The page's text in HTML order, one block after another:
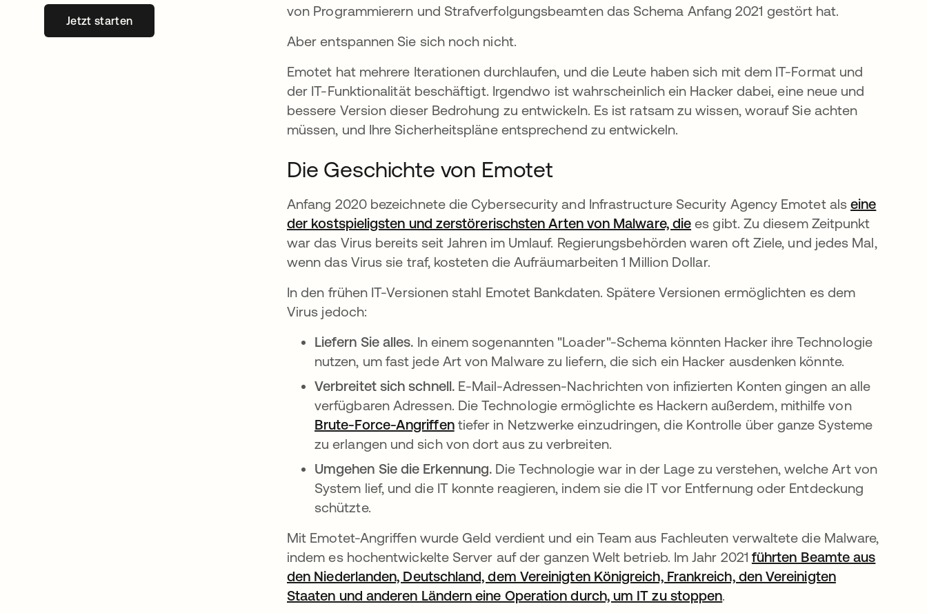
Jetzt startenwird in einer neuen Registerkarte geöffnet
von Programmierern und Strafverfolgungsbeamten das Schema Anfang 2021 gestört hat.
Aber entspannen Sie sich noch nicht.
Emotet hat mehrere Iterationen durchlaufen, und die Leute haben sich mit dem IT-Format und
der IT-Funktionalität beschäftigt. Irgendwo ist wahrscheinlich ein Hacker dabei, eine neue und
bessere Version dieser Bedrohung zu entwickeln. Es ist ratsam zu wissen, worauf Sie achten
müssen, und Ihre Sicherheitspläne entsprechend zu entwickeln.
Die Geschichte von Emotet
Anfang 2020 bezeichnete die Cybersecurity and Infrastructure Security Agency Emotet alseine
der kostspieligsten und zerstörerischsten Arten von Malware, die wird in einer neuen Registerkarte
es gibt. Zu diesem Zeitpunkt
war das Virus bereits seit Jahren im Umlauf. Regierungsbehörden waren oft Ziele, und jedes Mal,
wenn das Virus sie traf, kosteten die Aufräumarbeiten 1 Million Dollar.
In den frühen IT-Versionen stahl Emotet Bankdaten. Spätere Versionen ermöglichten es dem
Virus jedoch:
Liefern Sie alles. In einem sogenannten "Loader"-Schema könnten Hacker ihre Technologie
nutzen, um fast jede Art von Malware zu liefern, die sich ein Hacker ausdenken könnte.
Verbreitet sich schnell. E-Mail-Adressen-Nachrichten von infizierten Konten gingen an alle
verfügbaren Adressen. Die Technologie ermöglichte es Hackern außerdem, mithilfe von
Brute-Force-Angriffentiefer in Netzwerke einzudringen, die Kontrolle über ganze Systeme
zu erlangen und sich von dort aus zu verbreiten.
Umgehen Sie die Erkennung. Die Technologie war in der Lage zu verstehen, welche Art von
System lief, und die IT konnte reagieren, indem sie die IT vor Entfernung oder Entdeckung
schützte.
Mit Emotet-Angriffen wurde Geld verdient und ein Team aus Fachleuten verwaltete die Malware,
indem es hochentwickelte Server auf der ganzen Welt betrieb. Im Jahr 2021 führten Beamte aus
den Niederlanden, Deutschland, dem Vereinigten Königreich, Frankreich, den Vereinigten
Staaten und anderen Ländern eine Operation durch, um IT zu stoppenwird in einer neuen
.